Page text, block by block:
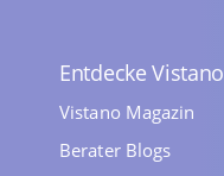
Entdecke Vistano
Vistano Magazin
Berater Blogs